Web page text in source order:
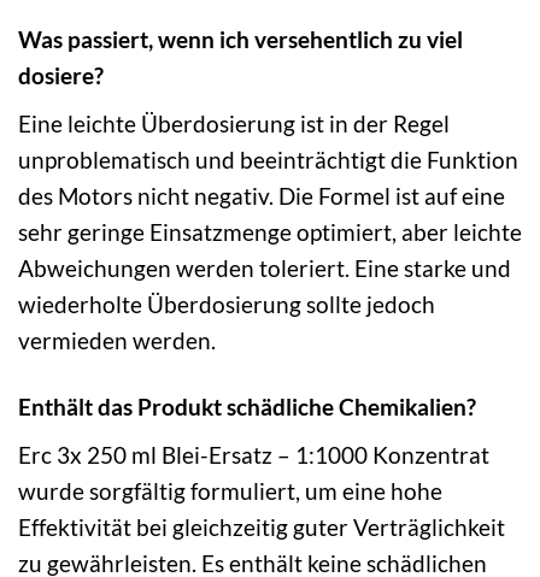
Was passiert, wenn ich versehentlich zu viel
dosiere?
Eine leichte Überdosierung ist in der Regel
unproblematisch und beeinträchtigt die Funktion
des Motors nicht negativ. Die Formel ist auf eine
sehr geringe Einsatzmenge optimiert, aber leichte
Abweichungen werden toleriert. Eine starke und
wiederholte Überdosierung sollte jedoch
vermieden werden.
Enthält das Produkt schädliche Chemikalien?
Erc 3x 250 ml Blei-Ersatz – 1:1000 Konzentrat
wurde sorgfältig formuliert, um eine hohe
Effektivität bei gleichzeitig guter Verträglichkeit
zu gewährleisten. Es enthält keine schädlichen